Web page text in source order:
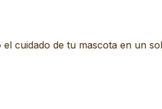
cuidado de tu mascota en un